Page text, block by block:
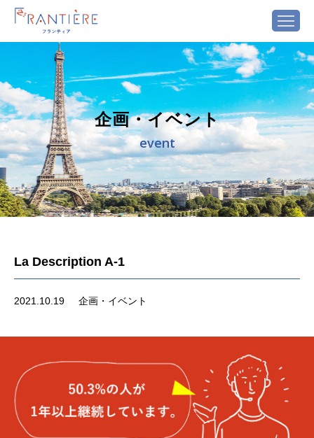
企画・イベント
event
La Description A-1
2021.10.19 企画・イベント